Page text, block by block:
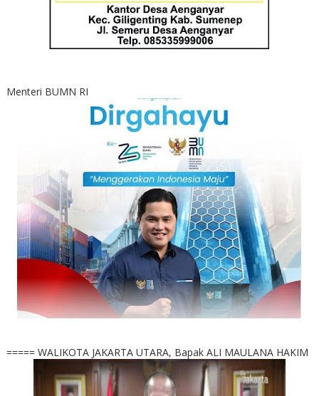
Menteri BUMN RI
===== WALIKOTA JAKARTA UTARA, Bapak ALI MAULANA HAKIM